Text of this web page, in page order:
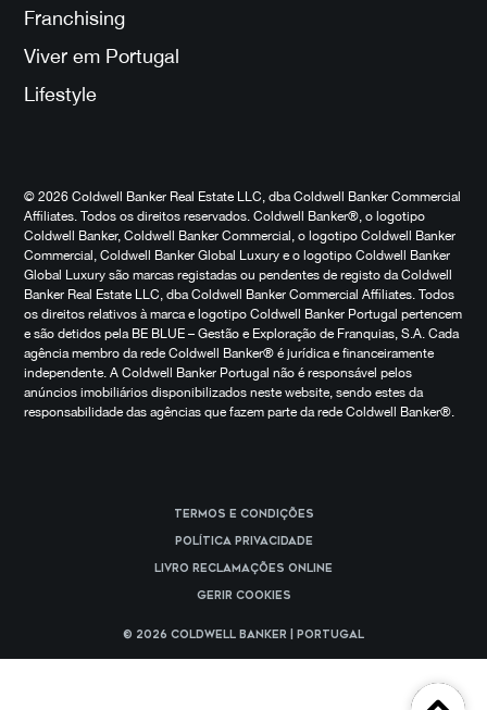
Franchising
Viver em Portugal
Lifestyle
© 2026 Coldwell Banker Real Estate LLC, dba Coldwell Banker Commercial
Affiliates. Todos os direitos reservados. Coldwell Banker®, o logotipo
Coldwell Banker, Coldwell Banker Commercial, o logotipo Coldwell Banker
Commercial, Coldwell Banker Global Luxury e o logotipo Coldwell Banker
Global Luxury são marcas registadas ou pendentes de registo da Coldwell
Banker Real Estate LLC, dba Coldwell Banker Commercial Affiliates. Todos
os direitos relativos à marca e logotipo Coldwell Banker Portugal pertencem
e são detidos pela BE BLUE – Gestão e Exploração de Franquias, S.A. Cada
agência membro da rede Coldwell Banker® é jurídica e financeiramente
independente. A Coldwell Banker Portugal não é responsável pelos
anúncios imobiliários disponibilizados neste website, sendo estes da
responsabilidade das agências que fazem parte da rede Coldwell Banker®.
Termos e Condições
Política Privacidade
Livro reclamações online
Gerir cookies
© 2026 Coldwell Banker | Portugal